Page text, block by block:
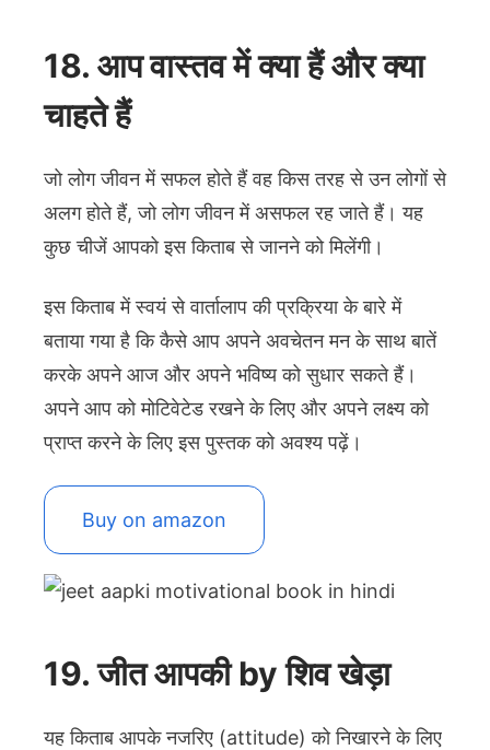
18. आप वास्तव में क्या हैं और क्या
चाहते हैं
जो लोग जीवन में सफल होते हैं वह किस तरह से उन लोगों से
अलग होते हैं, जो लोग जीवन में असफल रह जाते हैं। यह
कुछ चीजें आपको इस किताब से जानने को मिलेंगी।
इस किताब में स्वयं से वार्तालाप की प्रक्रिया के बारे में
बताया गया है कि कैसे आप अपने अवचेतन मन के साथ बातें
करके अपने आज और अपने भविष्य को सुधार सकते हैं।
अपने आप को मोटिवेटेड रखने के लिए और अपने लक्ष्य को
प्राप्त करने के लिए इस पुस्तक को अवश्य पढ़ें।
Buy on amazon
19. जीत आपकी by शिव खेड़ा
यह किताब आपके नजरिए (attitude) को निखारने के लिए